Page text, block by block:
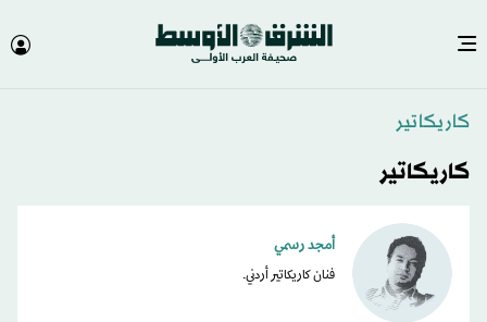
كاريكاتير
كاريكاتير
أمجد رسمي
فنان كاريكاتير أردني.